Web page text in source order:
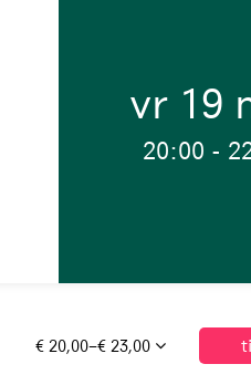
vr 19
20:00 -
€ 20,00–€ 23,00